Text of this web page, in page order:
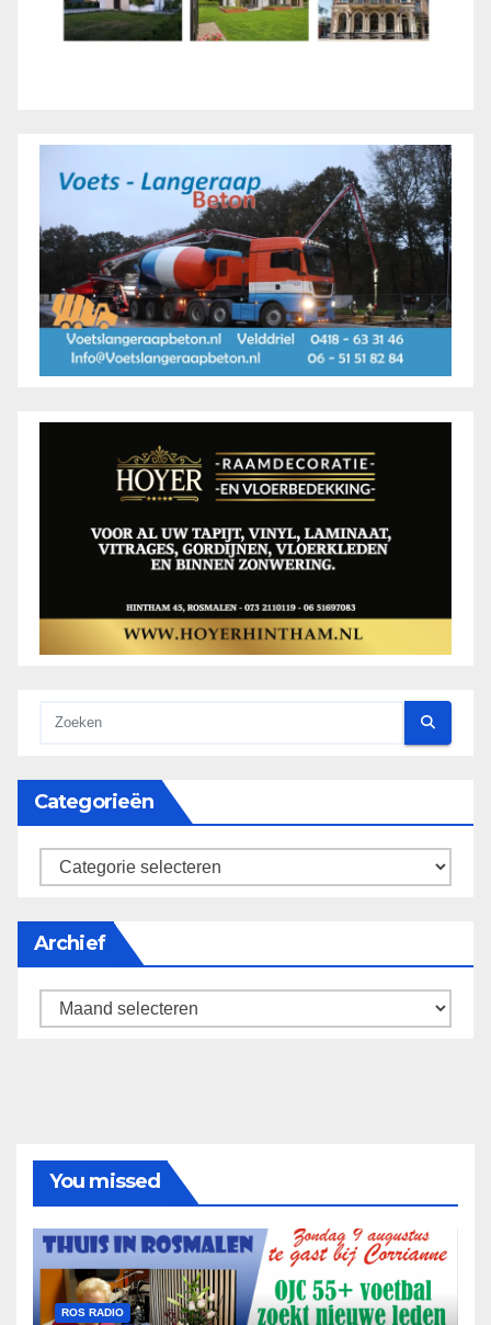
Categorieën
categorieën
Archief
Archief
You missed
ROS RADIO